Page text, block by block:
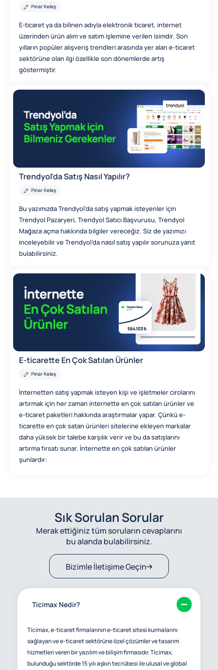
Pınar Keleş
E-ticaret ya da bilinen adıyla elektronik ticaret, internet
üzerinden ürün alım ve satım işlemine verilen isimdir. Son
yılların popüler alışveriş trendleri arasında yer alan e-ticaret
sektörüne olan ilgi özellikle son dönemlerde artış
göstermiştir.
Trendyol'da Satış Nasıl Yapılır?
Pınar Keleş
Bu yazımızda Trendyol’da satış yapmak isteyenler için
Trendyol Pazaryeri, Trendyol Satıcı Başvurusu, Trendyol
Mağaza açma hakkında bilgiler vereceğiz. Siz de yazımızı
inceleyebilir ve Trendyol’da nasıl satış yapılır sorunuza yanıt
bulabilirsiniz.
E-ticarette En Çok Satılan Ürünler
Pınar Keleş
İnternetten satış yapmak isteyen kişi ve işletmeler cirolarını
artırmak için her zaman internette en çok satılan ürünler ve
e-ticaret paketleri hakkında araştırmalar yapar. Çünkü e-
ticarette en çok satan ürünleri sitelerine ekleyen markalar
daha yüksek bir talebe karşılık verir ve bu da satışlarını
artırma fırsatı sunar. İnternette en çok satılan ürünler
şunlardır:
Sık Sorulan Sorular
Merak ettiğiniz tüm soruların cevaplarını
bu alanda bulabilirsiniz.
Bizimle İletişime Geçin
Ticimax Nedir?
Ticimax, e-ticaret firmalarının e-ticaret sitesi kurmalarını
sağlayan ve e-ticaret sektörüne özel çözümler ve tasarım
hizmetleri veren bir yazılım ve bilişim firmasıdır. Ticimax,
bulunduğu sektörde 15 yılı aşkın tecrübesi ile ulusal ve global